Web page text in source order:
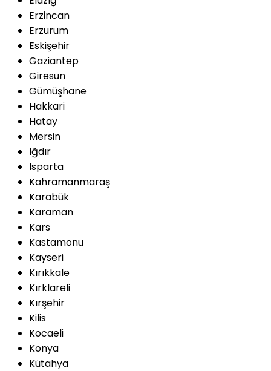
Erzincan
Erzurum
Eskişehir
Gaziantep
Giresun
Gümüşhane
Hakkari
Hatay
Mersin
Iğdır
Isparta
Kahramanmaraş
Karabük
Karaman
Kars
Kastamonu
Kayseri
Kırıkkale
Kırklareli
Kırşehir
Kilis
Kocaeli
Konya
Kütahya